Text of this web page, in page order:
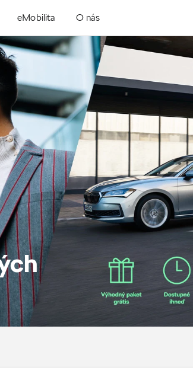
eMobilita O nás